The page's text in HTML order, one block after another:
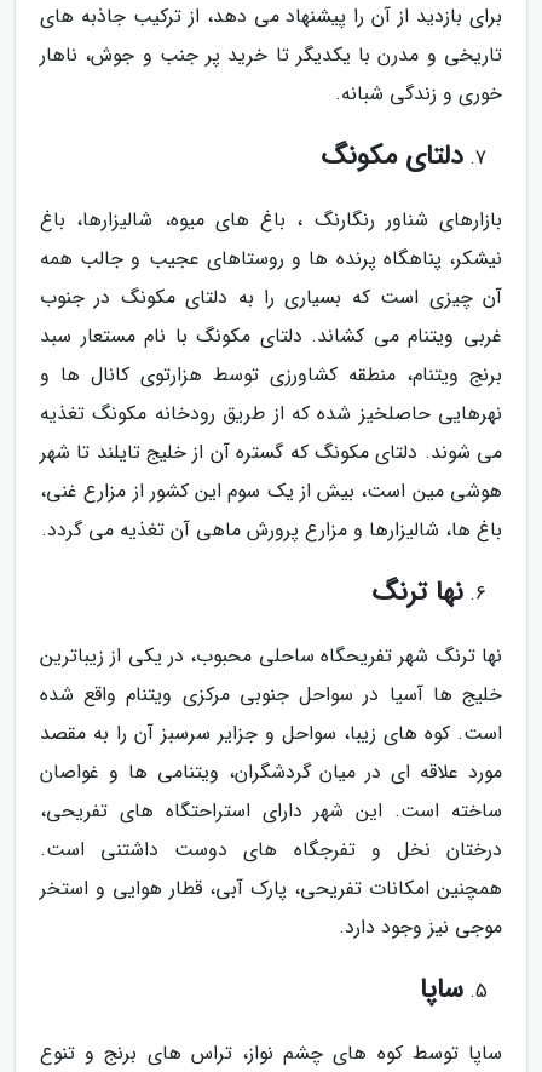
برای بازدید از آن را پیشنهاد می دهد، از ترکیب جاذبه های
تاریخی و مدرن با یکدیگر تا خرید پر جنب و جوش، ناهار
خوری و زندگی شبانه.
دلتای مکونگ
بازارهای شناور رنگارنگ ، باغ های میوه، شالیزارها، باغ
نیشکر، پناهگاه پرنده ها و روستاهای عجیب و جالب همه
آن چیزی است که بسیاری را به دلتای مکونگ در جنوب
غربی ویتنام می کشاند. دلتای مکونگ با نام مستعار سبد
برنج ویتنام، منطقه کشاورزی توسط هزارتوی کانال ها و
نهرهایی حاصلخیز شده که از طریق رودخانه مکونگ تغذیه
می شوند. دلتای مکونگ که گستره آن از خلیج تایلند تا شهر
هوشی مین است، بیش از یک سوم این کشور از مزارع غنی،
باغ ها، شالیزارها و مزارع پرورش ماهی آن تغذیه می گردد.
نها ترنگ
نها ترنگ شهر تفریحگاه ساحلی محبوب، در یکی از زیباترین
خلیج ها آسیا در سواحل جنوبی مرکزی ویتنام واقع شده
است. کوه های زیبا، سواحل و جزایر سرسبز آن را به مقصد
مورد علاقه ای در میان گردشگران، ویتنامی ها و غواصان
ساخته است. این شهر دارای استراحتگاه های تفریحی،
درختان نخل و تفرجگاه های دوست داشتنی است.
همچنین امکانات تفریحی، پارک آبی، قطار هوایی و استخر
موجی نیز وجود دارد.
ساپا
ساپا توسط کوه های چشم نواز، تراس های برنج و تنوع